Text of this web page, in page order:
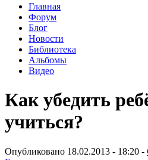
Главная
Форум
Блог
Новости
Библиотека
Альбомы
Видео
Как убедить
учиться?
Опубликовано 18.02.2013 - 18:20 -